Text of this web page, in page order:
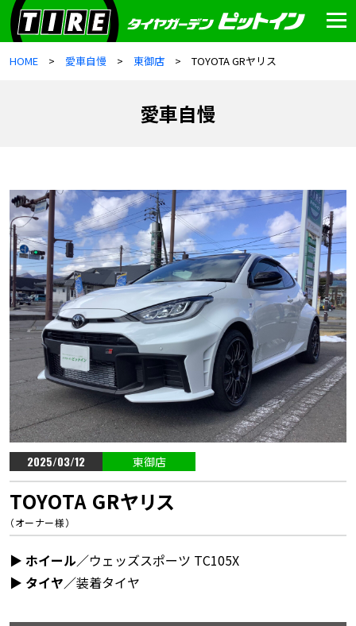
HOME 愛車自慢 東御店 TOYOTA GRヤリス
愛車自慢
2025/03/12 東御店
TOYOTA GRヤリス
（オーナー様）
▶︎ ホイール／ウェッズスポーツ TC105X
▶︎ タイヤ／装着タイヤ